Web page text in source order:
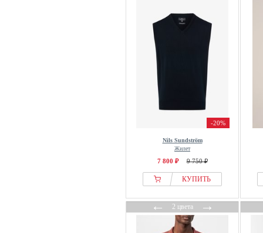
-20%
Nils Sundström
Жилет
7 800 ₽ 9 750 ₽
КУПИТЬ
←2 цвета→